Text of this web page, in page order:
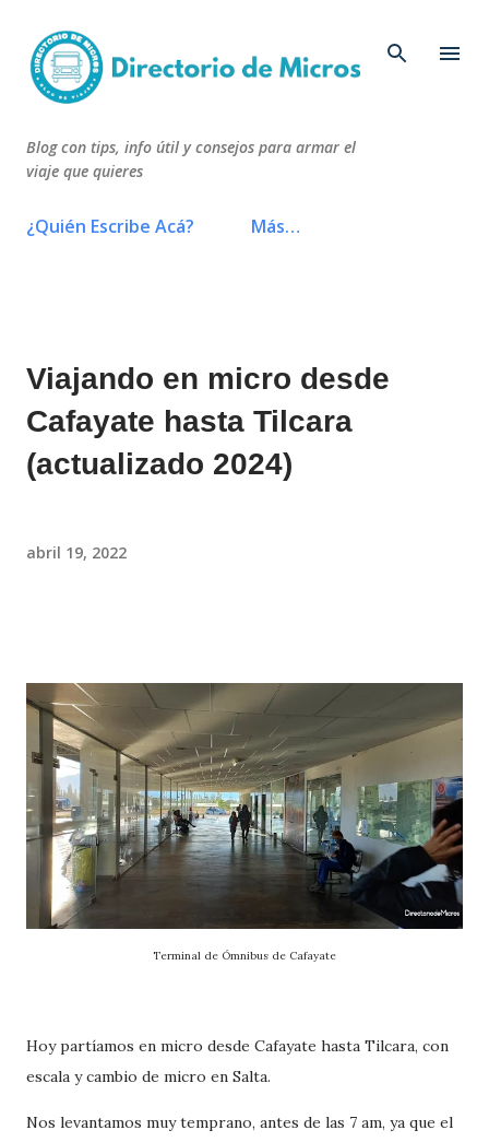
Blog con tips, info útil y consejos para armar el
viaje que quieres
¿Quién Escribe Acá? Más…
Viajando en micro desde
Cafayate hasta Tilcara
(actualizado 2024)
abril 19, 2022
Terminal de Ómnibus de Cafayate
Hoy partíamos en micro desde Cafayate hasta Tilcara, con
escala y cambio de micro en Salta.
Nos levantamos muy temprano, antes de las 7 am, ya que el